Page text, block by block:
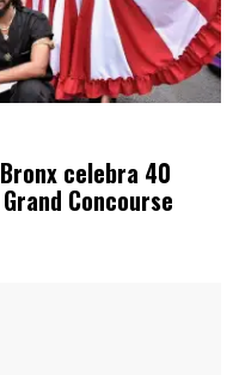
celebra 40
Grand Concourse